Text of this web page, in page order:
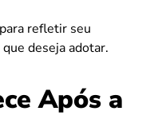
refletir seu
deseja adotar.
Após a